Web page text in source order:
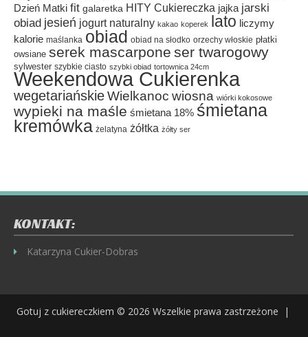
Dzień Matki fit galaretka HITY Cukiereczka jajka jarski
obiad jesień jogurt naturalny kakao koperek lato liczymy
kalorie maślanka obiad obiad na słodko orzechy włoskie płatki
owsiane serek mascarpone ser twarogowy
sylwester szybkie ciasto szybki obiad tortownica 24cm
Weekendowa Cukierenka
wegetariańskieWielkanoc wiosna wiórki kokosowe
wypieki na maśle śmietana 18% śmietana
kremówka żelatyna żółtka żółty ser
KONTAKT:
Katarzyna Cukier-Dobras
Gotuj z cukiereczkiem © 2026 Wszelkie prawa zastrzeżone |